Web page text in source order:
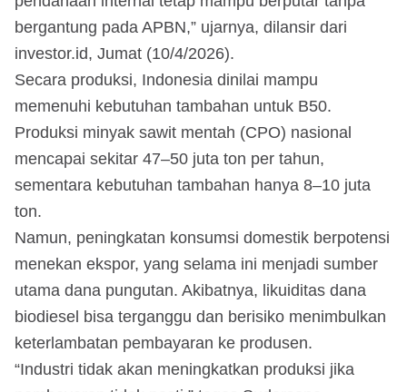
bergantung pada APBN,” ujarnya, dilansir dari
investor.id, Jumat (10/4/2026).
Secara produksi, Indonesia dinilai mampu
memenuhi kebutuhan tambahan untuk B50.
Produksi minyak sawit mentah (CPO) nasional
mencapai sekitar 47–50 juta ton per tahun,
sementara kebutuhan tambahan hanya 8–10 juta
ton.
Namun, peningkatan konsumsi domestik berpotensi
menekan ekspor, yang selama ini menjadi sumber
utama dana pungutan. Akibatnya, likuiditas dana
biodiesel bisa terganggu dan berisiko menimbulkan
keterlambatan pembayaran ke produsen.
“Industri tidak akan meningkatkan produksi jika